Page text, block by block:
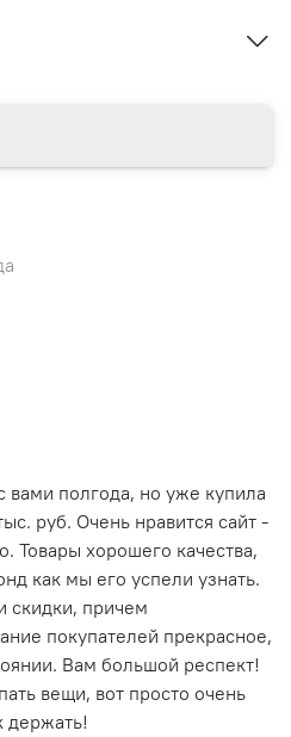
полгода, но уже купила
руб. Очень нравится сайт -
Товары хорошего качества,
как мы его успели узнать.
скидки, причем
покупателей прекрасное,
Вам большой респект!
вещи, вот просто очень
держать!